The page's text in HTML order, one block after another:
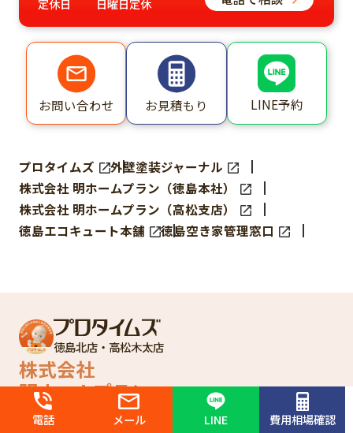
定休日
日曜日定休
お問い合わせ お見積もり LINE予約
プロタイムズ
外壁塗装ジャーナル
株式会社 明ホームプラン（徳島本社）
株式会社 明ホームプラン（高松支店）
徳島エコキュート本舗
徳島空き家管理窓口
徳島北店・高松木太店
株式会社
明ホームプラン
電話 メール LINE 費用相場確認